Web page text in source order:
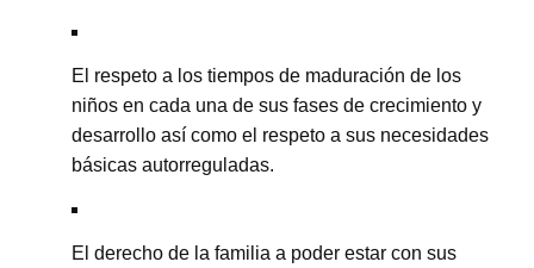
El respeto a los tiempos de maduración de los
niños en cada una de sus fases de crecimiento y
desarrollo así como el respeto a sus necesidades
básicas autorreguladas.
El derecho de la familia a poder estar con sus